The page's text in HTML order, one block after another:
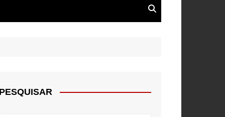
PESQUISAR